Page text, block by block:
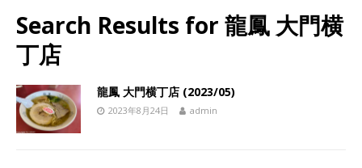
Search Results for 龍鳳 大門横
丁店
龍鳳 大門横丁店 (2023/05)
2023年8月24日 admin